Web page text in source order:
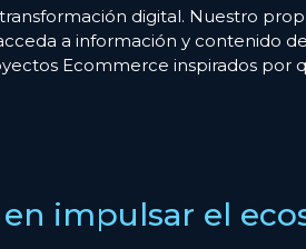
digital. Nuestro
a información y contenido
Ecommerce inspirados por
impulsar el